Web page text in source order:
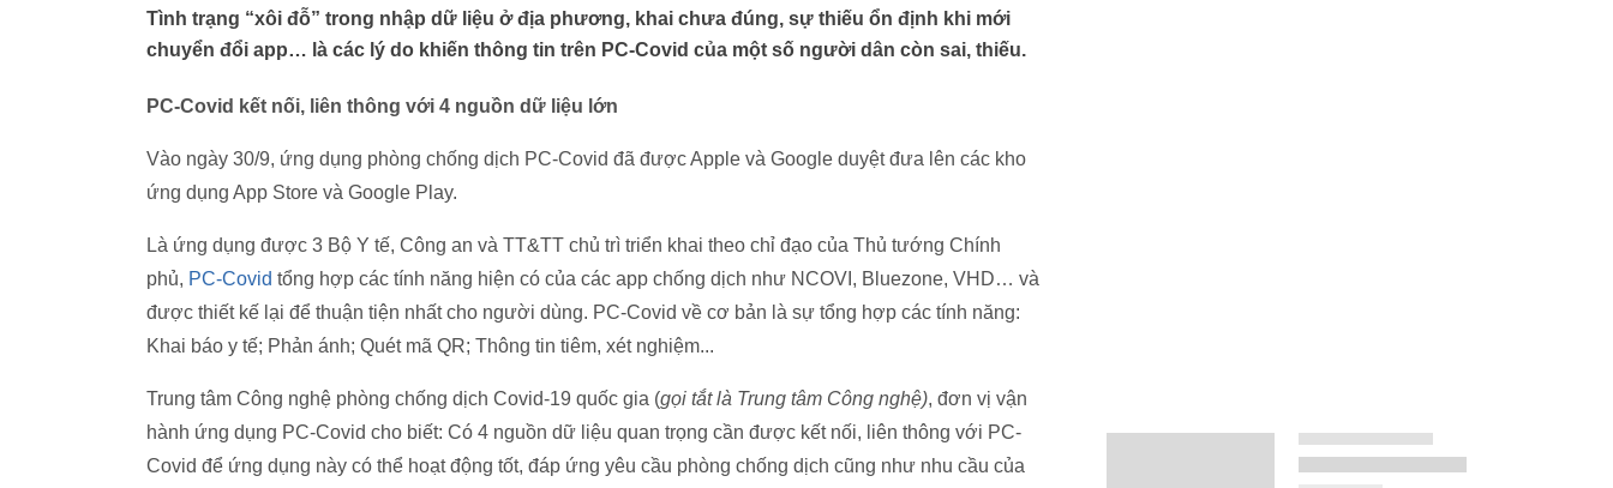
Tình trạng “xôi đỗ” trong nhập dữ liệu ở địa phương, khai chưa đúng, sự thiếu ổn định khi mới
chuyển đổi app… là các lý do khiến thông tin trên PC-Covid của một số người dân còn sai, thiếu.
PC-Covid kết nối, liên thông với 4 nguồn dữ liệu lớn
Vào ngày 30/9, ứng dụng phòng chống dịch PC-Covid đã được Apple và Google duyệt đưa lên các kho
ứng dụng App Store và Google Play.
Là ứng dụng được 3 Bộ Y tế, Công an và TT&TT chủ trì triển khai theo chỉ đạo của Thủ tướng Chính
phủ, PC-Covid tổng hợp các tính năng hiện có của các app chống dịch như NCOVI, Bluezone, VHD… và
được thiết kế lại để thuận tiện nhất cho người dùng. PC-Covid về cơ bản là sự tổng hợp các tính năng:
Khai báo y tế; Phản ánh; Quét mã QR; Thông tin tiêm, xét nghiệm...
Trung tâm Công nghệ phòng chống dịch Covid-19 quốc gia (gọi tắt là Trung tâm Công nghệ), đơn vị vận
hành ứng dụng PC-Covid cho biết: Có 4 nguồn dữ liệu quan trọng cần được kết nối, liên thông với PC-
Covid để ứng dụng này có thể hoạt động tốt, đáp ứng yêu cầu phòng chống dịch cũng như nhu cầu của